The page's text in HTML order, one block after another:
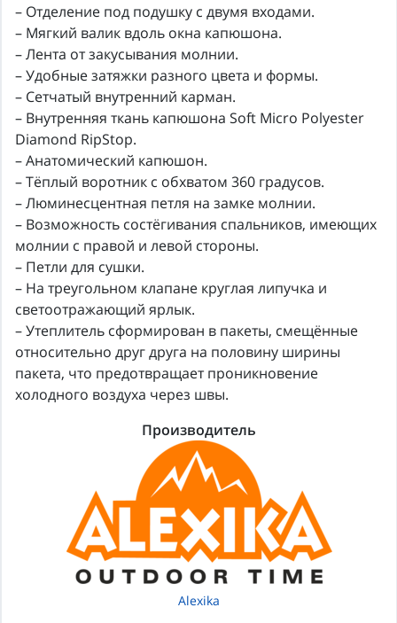
– Отделение под подушку с двумя входами.
– Мягкий валик вдоль окна капюшона.
– Лента от закусывания молнии.
– Удобные затяжки разного цвета и формы.
– Сетчатый внутренний карман.
– Внутренняя ткань капюшона Soft Micro Polyester
Diamond RipStop.
– Анатомический капюшон.
– Тёплый воротник с обхватом 360 градусов.
– Люминесцентная петля на замке молнии.
– Возможность состёгивания спальников, имеющих
молнии с правой и левой стороны.
– Петли для сушки.
– На треугольном клапане круглая липучка и
светоотражающий ярлык.
– Утеплитель сформирован в пакеты, смещённые
относительно друг друга на половину ширины
пакета, что предотвращает проникновение
холодного воздуха через швы.
Производитель
Alexika